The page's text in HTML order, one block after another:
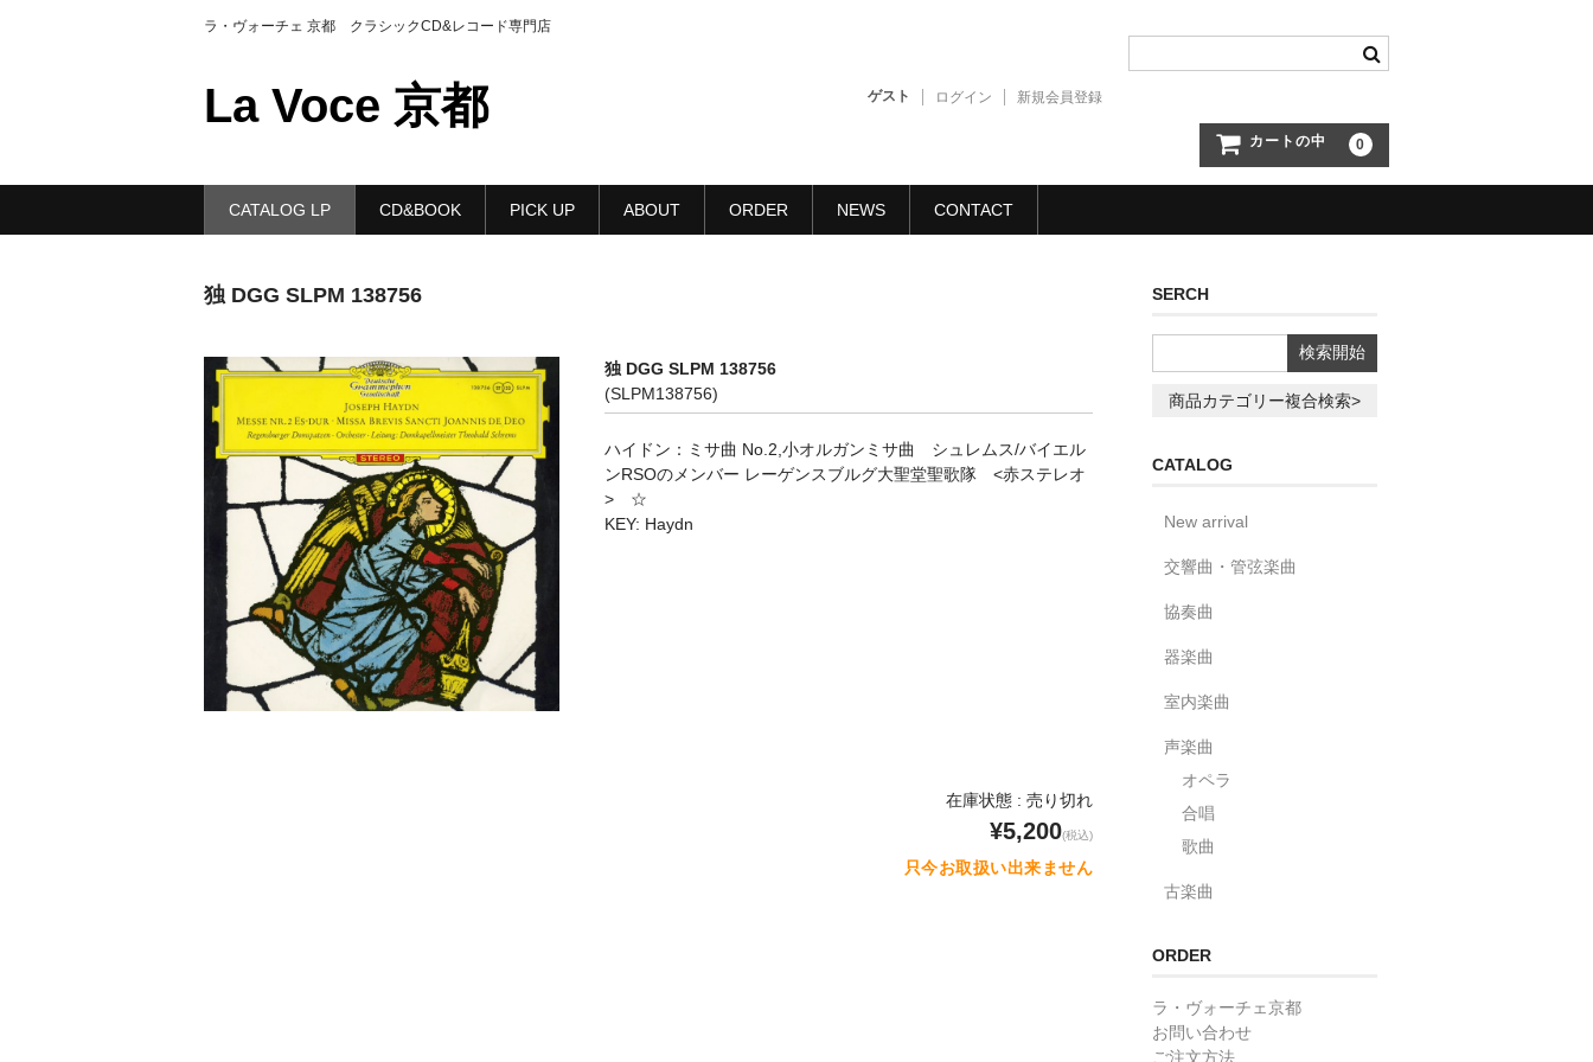
ラ・ヴォーチェ 京都 クラシックCD&レコード専門店
La Voce 京都 ゲスト ログイン 新規会員登録
カートの中 0
CATALOG LP CD&BOOK PICK UP ABOUT ORDER NEWS CONTACT
独 DGG SLPM 138756
独 DGG SLPM 138756
(SLPM138756)
ハイドン：ミサ曲 No.2,小オルガンミサ曲 シュレムス/バイエル
ンRSOのメンバー レーゲンスブルグ大聖堂聖歌隊 <赤ステレオ
> ☆
KEY: Haydn
在庫状態 : 売り切れ
¥5,200(税込)
只今お取扱い出来ません
SERCH
商品カテゴリー複合検索>
CATALOG
New arrival
交響曲・管弦楽曲
協奏曲
器楽曲
室内楽曲
声楽曲
オペラ
合唱
歌曲
古楽曲
ORDER
ラ・ヴォーチェ京都
お問い合わせ
ご注文方法